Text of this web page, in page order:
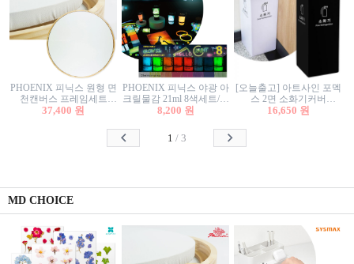
PHOENIX 피닉스 원형 면
천캔버스 프레임세트
40cm/원형캔버스/플로팅
37,400 원
PHOENIX 피닉스 야광 아
크릴물감 21ml 8색세트/야
광물감
8,200 원
[오늘출고] 아트사인 포멕
스 2면 소화기커버
1470/1471/소화기커버/소
함/소화기거치대/소화기
16,650 원
1 / 3
MD CHOICE